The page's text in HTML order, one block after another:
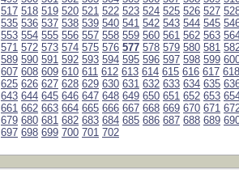
517 518 519 520 521 522 523 524 525 526 527
535 536 537 538 539 540 541 542 543 544 545
553 554 555 556 557 558 559 560 561 562 563
571 572 573 574 575 576 577 578 579 580 581
589 590 591 592 593 594 595 596 597 598 599
607 608 609 610 611 612 613 614 615 616 617 618
625 626 627 628 629 630 631 632 633 634 635
643 644 645 646 647 648 649 650 651 652 653
661 662 663 664 665 666 667 668 669 670 671
679 680 681 682 683 684 685 686 687 688 689
697 698 699 700 701 702